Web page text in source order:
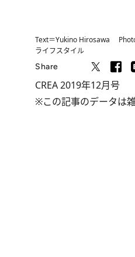
Text＝Yukino Hirosawa
ライフスタイル
Share
CREA 2019年12月号
※この記事のデータは